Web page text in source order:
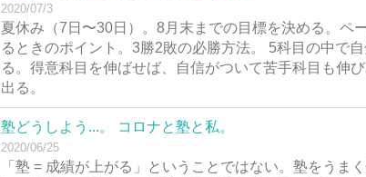
2020/07/3
夏休み（7日〜30日）。8月末までの目標を決める。ペ
るときのポイント。3勝2敗の必勝方法。 5科目の中で
る。得意科目を伸ばせば、自信がついて苦手科目も伸
出る。
塾どうしよう...。 コロナと塾と私。
2020/06/25
「塾 = 成績が上がる」ということではない。塾をうま